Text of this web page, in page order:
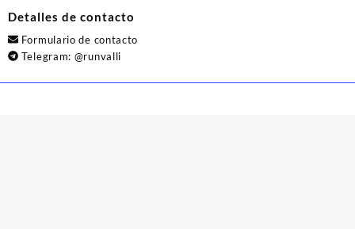
Detalles de contacto
Formulario de contacto
Telegram: @runvalli